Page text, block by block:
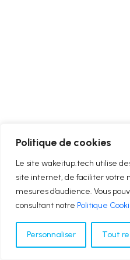
Politique de cookies
Le site wakeitup.tech utilise
site internet, de faciliter votre
mesures d’audience. Vous
consultant notre Politique
Personnaliser Tout